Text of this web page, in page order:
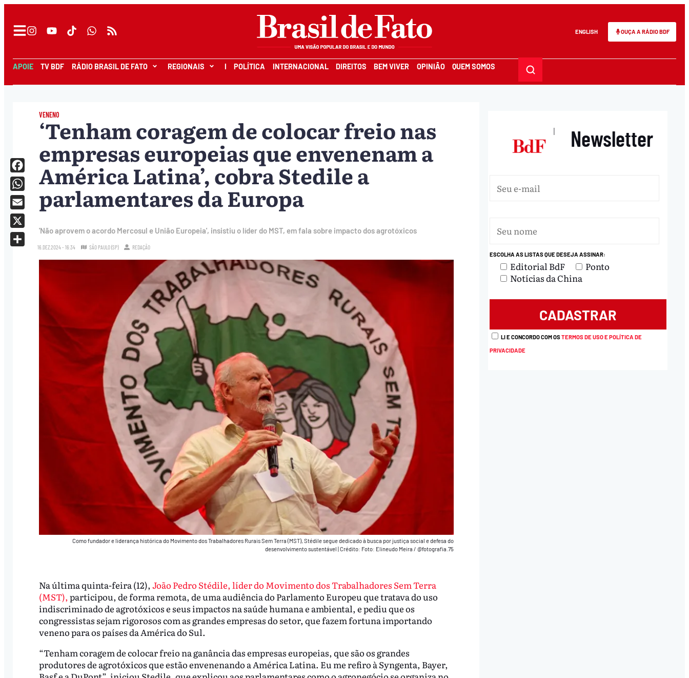
ENGLISH OUÇA A RÁDIO BDF
APOIE TV BDF RÁDIO BRASIL DE FATO REGIONAIS I POLÍTICA INTERNACIONAL DIREITOS BEM VIVER OPINIÃO QUEM SOMOS
VENENO
‘Tenham coragem de colocar freio nas
empresas europeias que envenenam a
América Latina’, cobra Stedile a
parlamentares da Europa
'Não aprovem o acordo Mercosul e União Europeia', insistiu o líder do MST, em fala sobre impacto dos agrotóxicos
16.DEZ.2024 - 16:34 SÃO PAULO (SP) REDAÇÃO
Como fundador e liderança histórica do Movimento dos Trabalhadores Rurais Sem Terra (MST), Stédile segue dedicado à busca por justiça social e defesa do
desenvolvimento sustentável |Crédito: Foto: Elineudo Meira / @fotografia.75
Na última quinta-feira (12), João Pedro Stédile, líder do Movimento dos Trabalhadores Sem Terra
(MST), participou, de forma remota, de uma audiência do Parlamento Europeu que tratava do uso
indiscriminado de agrotóxicos e seus impactos na saúde humana e ambiental, e pediu que os
congressistas sejam rigorosos com as grandes empresas do setor, que fazem fortuna importando
veneno para os países da América do Sul.
“Tenham coragem de colocar freio na ganância das empresas europeias, que são os grandes
produtores de agrotóxicos que estão envenenando a América Latina. Eu me refiro à Syngenta, Bayer,
Facebook
WhatsApp
Email
X
| Newsletter
ESCOLHA AS LISTAS QUE DESEJA ASSINAR:
Editorial BdF
Ponto
Notícias da China
LI E CONCORDO COM OSTERMOS DE USO E POLÍTICA DE
PRIVACIDADE